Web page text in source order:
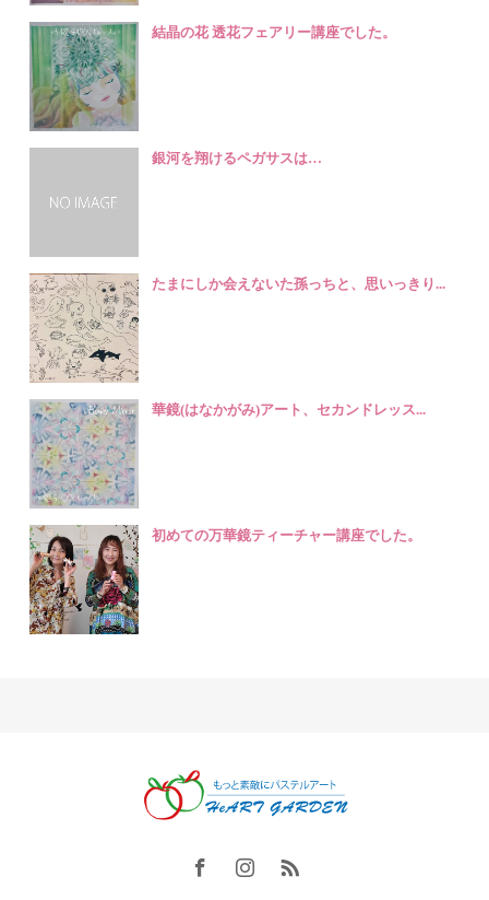
結晶の花 透花フェアリー講座でした。
銀河を翔けるペガサスは…
たまにしか会えないた孫っちと、思いっきり...
華鏡(はなかがみ)アート、セカンドレッス...
初めての万華鏡ティーチャー講座でした。